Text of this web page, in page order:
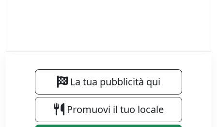
La tua pubblicità qui
Promuovi il tuo locale